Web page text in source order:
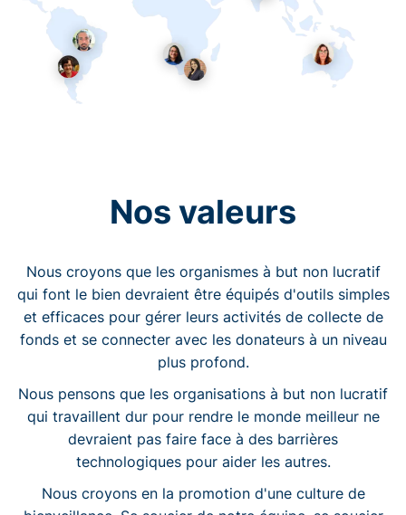
Nos valeurs
Nous croyons que les organismes à but non lucratif
qui font le bien devraient être équipés d'outils simples
et efficaces pour gérer leurs activités de collecte de
fonds et se connecter avec les donateurs à un niveau
plus profond.
Nous pensons que les organisations à but non lucratif
qui travaillent dur pour rendre le monde meilleur ne
devraient pas faire face à des barrières
technologiques pour aider les autres.
Nous croyons en la promotion d'une culture de